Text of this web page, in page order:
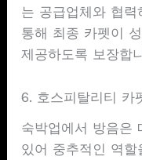
는 공급업체와 협
통해 최종 카펫이
제공하도록 보장합
6. 호스피탈리티 카
숙박업에서 방음은
있어 중추적인 역할